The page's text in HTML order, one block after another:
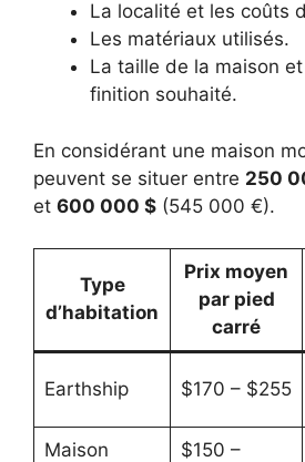
La localité et les coûts
Les matériaux utilisés.
La taille de la maison
finition souhaité.
En considérant une maison
peuvent se situer entre 250
et 600 000 $ (545 000 €).
Type
d’habitation
Prix moyen
par pied
carré
Earthship $170 – $255
Maison
$150 –